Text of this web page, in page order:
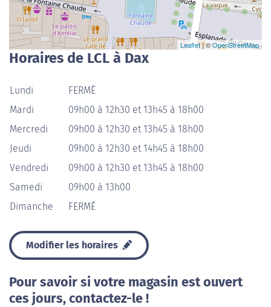
Leaflet| ©OpenStreetMap
Horaires de LCL à Dax
Lundi
FERMÉ
Mardi
09h00 à 12h30 et 13h45 à 18h00
Mercredi
09h00 à 12h30 et 13h45 à 18h00
Jeudi
09h00 à 12h30 et 14h45 à 18h00
Vendredi
09h00 à 12h30 et 13h45 à 18h00
Samedi
09h00 à 13h00
Dimanche
FERMÉ
Modifier les horaires
Pour savoir si votre magasin est ouvert
ces jours, contactez-le !